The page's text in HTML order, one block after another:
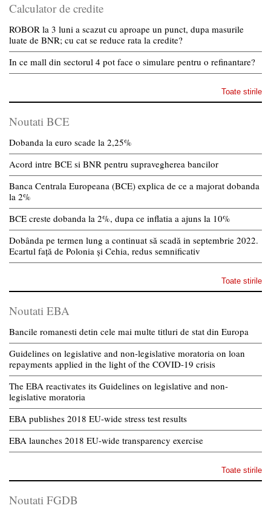
Calculator de credite
ROBOR la 3 luni a scazut cu aproape un punct, dupa masurile
luate de BNR; cu cat se reduce rata la credite?
In ce mall din sectorul 4 pot face o simulare pentru o refinantare?
Toate stirile
Noutati BCE
Dobanda la euro scade la 2,25%
Acord intre BCE si BNR pentru supravegherea bancilor
Banca Centrala Europeana (BCE) explica de ce a majorat dobanda
la 2%
BCE creste dobanda la 2%, dupa ce inflatia a ajuns la 10%
Dobânda pe termen lung a continuat să scadă in septembrie 2022.
Ecartul față de Polonia și Cehia, redus semnificativ
Toate stirile
Noutati EBA
Bancile romanesti detin cele mai multe titluri de stat din Europa
Guidelines on legislative and non-legislative moratoria on loan
repayments applied in the light of the COVID-19 crisis
The EBA reactivates its Guidelines on legislative and non-
legislative moratoria
EBA publishes 2018 EU-wide stress test results
EBA launches 2018 EU-wide transparency exercise
Toate stirile
Noutati FGDB